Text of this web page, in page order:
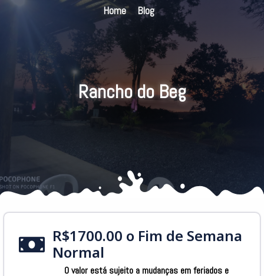
Home Blog
Rancho do Beg
R$1700.00 o Fim de Semana
Normal
O valor está sujeito a mudanças em feriados e